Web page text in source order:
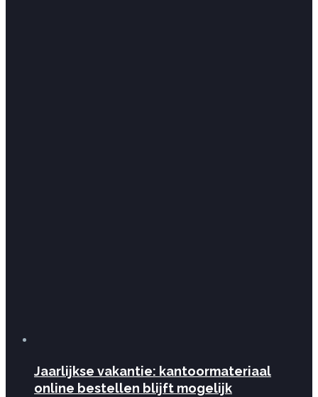
Jaarlijkse vakantie: kantoormateriaal
online bestellen blijft mogelijk